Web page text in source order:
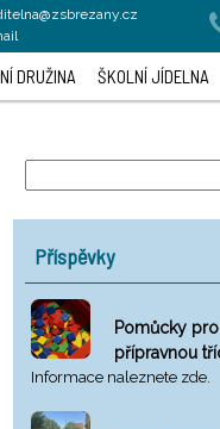
DRUŽINA ŠKOLNÍ JÍDELNA
Příspěvky
Pomůcky pro
přípravnou
Informace naleznete zde.